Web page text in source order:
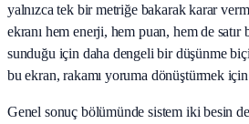
yalnızca tek bir metriğe bakarak karar
ekranı hem enerji, hem puan, hem de satır
sunduğu için daha dengeli bir düşünme
bu ekran, rakamı yoruma dönüştürmek
Genel sonuç bölümünde sistem iki besin